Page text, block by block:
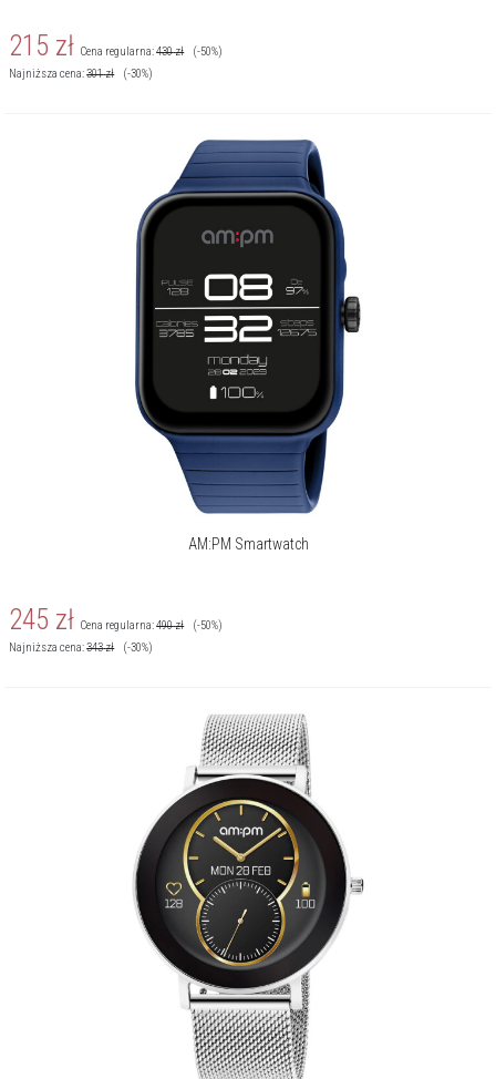
215 zł Cena regularna:430zł
(-50%)
Najniższa cena:301zł (-30%)
AM:PM Smartwatch
245 zł Cena regularna:490zł
(-50%)
Najniższa cena:343zł (-30%)